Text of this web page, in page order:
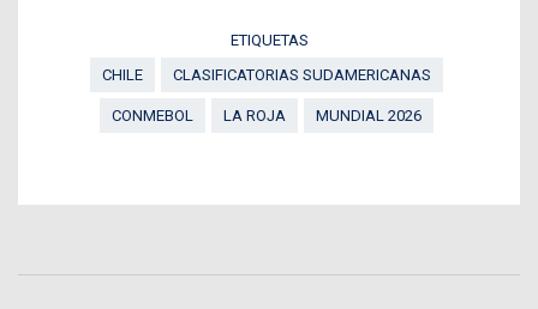
ETIQUETAS
CHILE
CLASIFICATORIAS SUDAMERICANAS
CONMEBOL LA ROJA MUNDIAL 2026